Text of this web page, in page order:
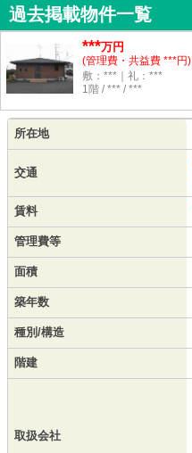
過去掲載物件一覧
***万円
(管理費・共益費 ***円)
敷：***｜礼：***
1階 / *** / ***
所在地
交通
賃料
管理費等
面積
築年数
種別/構造
階建
取扱会社